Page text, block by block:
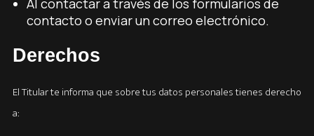
Al contactar a través de los formularios de
contacto o enviar un correo electrónico.
Derechos
El Titular te informa que sobre tus datos personales tienes derecho
a: